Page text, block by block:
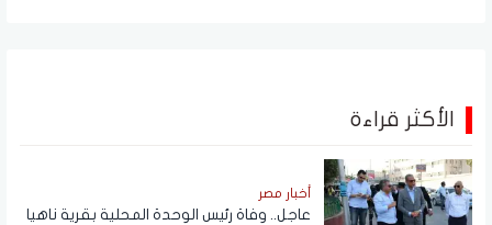
الأكثر قراءة
أخبار مصر
عاجل.. وفاة رئيس الوحدة المحلية بقرية ناهيا